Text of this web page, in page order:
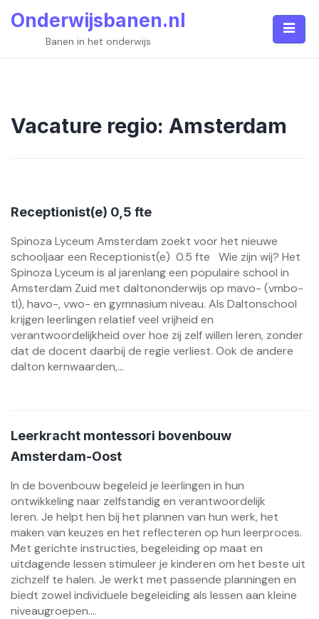
Onderwijsbanen.nl
Banen in het onderwijs
Vacature regio: Amsterdam
Receptionist(e) 0,5 fte
Spinoza Lyceum Amsterdam zoekt voor het nieuwe
schooljaar een Receptionist(e) 0.5 fte Wie zijn wij? Het
Spinoza Lyceum is al jarenlang een populaire school in
Amsterdam Zuid met daltononderwijs op mavo- (vmbo-
tl), havo-, vwo- en gymnasium niveau. Als Daltonschool
krijgen leerlingen relatief veel vrijheid en
verantwoordelijkheid over hoe zij zelf willen leren, zonder
dat de docent daarbij de regie verliest. Ook de andere
dalton kernwaarden,...
Leerkracht montessori bovenbouw
Amsterdam-Oost
In de bovenbouw begeleid je leerlingen in hun
ontwikkeling naar zelfstandig en verantwoordelijk
leren. Je helpt hen bij het plannen van hun werk, het
maken van keuzes en het reflecteren op hun leerproces.
Met gerichte instructies, begeleiding op maat en
uitdagende lessen stimuleer je kinderen om het beste uit
zichzelf te halen. Je werkt met passende planningen en
biedt zowel individuele begeleiding als lessen aan kleine
niveaugroepen....